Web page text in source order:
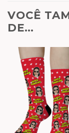
VOCÊ
DE…